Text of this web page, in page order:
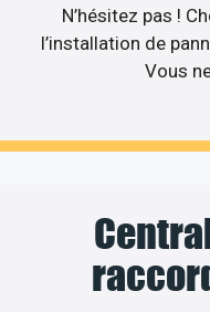
N’hésitez pas !
l’installation de
Vous